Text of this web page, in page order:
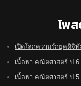
โพ
เปิดโลกความรักยุคดิจิทั
เนื้อหา คณิตศาสตร์ ป.6
เนื้อหา คณิตศาสตร์ ป.5